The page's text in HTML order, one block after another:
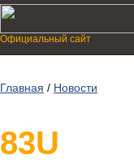
Официальный сайт
Главная / Новости
83U